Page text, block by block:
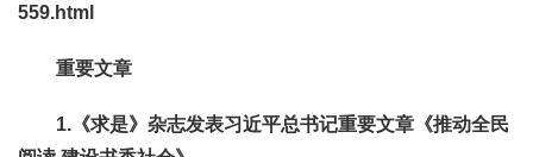
559.html
重要文章
1.《求是》杂志发表习近平总书记重要文章 《推动全民